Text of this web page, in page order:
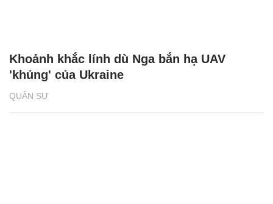
QUÂN SỰ
Khoảnh khắc lính dù Nga bắn hạ UAV
'khủng' của Ukraine